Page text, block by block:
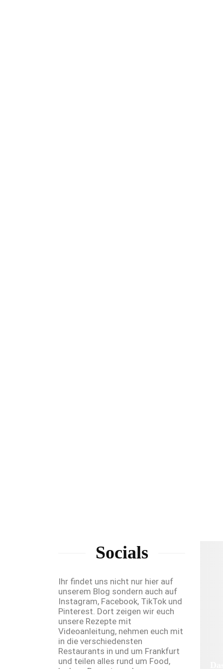
Socials
Ihr findet uns nicht nur hier auf
unserem Blog sondern auch auf
Instagram, Facebook, TikTok und
Pinterest. Dort zeigen wir euch
unsere Rezepte mit
Videoanleitung, nehmen euch mit
in die verschiedensten
Restaurants in und um Frankfurt
und teilen alles rund um Food,